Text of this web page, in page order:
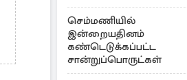
செம்மணியில்
இன்றையதினம்
கண்டெடுக்கப்பட்ட
சான்றுப்பொருட்கள்